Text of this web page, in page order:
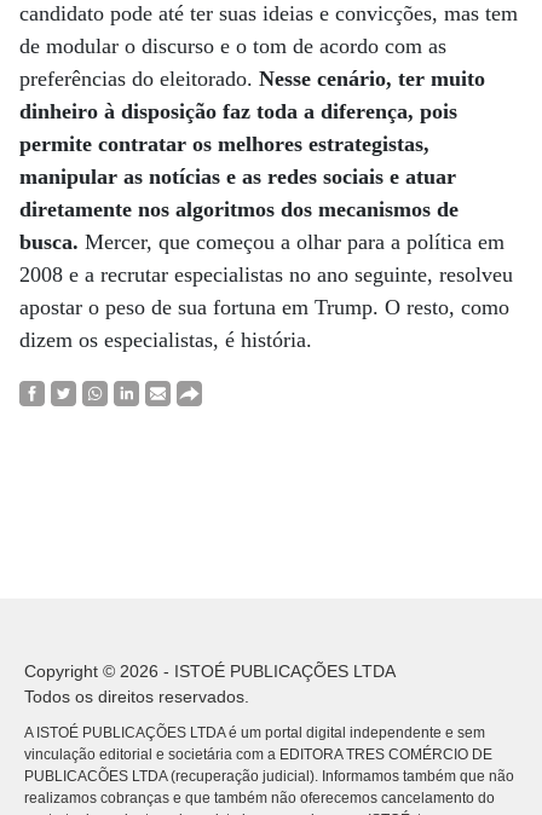
candidato pode até ter suas ideias e convicções, mas tem
de modular o discurso e o tom de acordo com as
preferências do eleitorado. Nesse cenário, ter muito
dinheiro à disposição faz toda a diferença, pois
permite contratar os melhores estrategistas,
manipular as notícias e as redes sociais e atuar
diretamente nos algoritmos dos mecanismos de
busca. Mercer, que começou a olhar para a política em
2008 e a recrutar especialistas no ano seguinte, resolveu
apostar o peso de sua fortuna em Trump. O resto, como
dizem os especialistas, é história.
Copyright © 2026 - ISTOÉ PUBLICAÇÕES LTDA
Todos os direitos reservados.
A ISTOÉ PUBLICAÇÕES LTDA é um portal digital independente e sem
vinculação editorial e societária com a EDITORA TRES COMÉRCIO DE
PUBLICACÕES LTDA (recuperação judicial). Informamos também que não
realizamos cobranças e que também não oferecemos cancelamento do